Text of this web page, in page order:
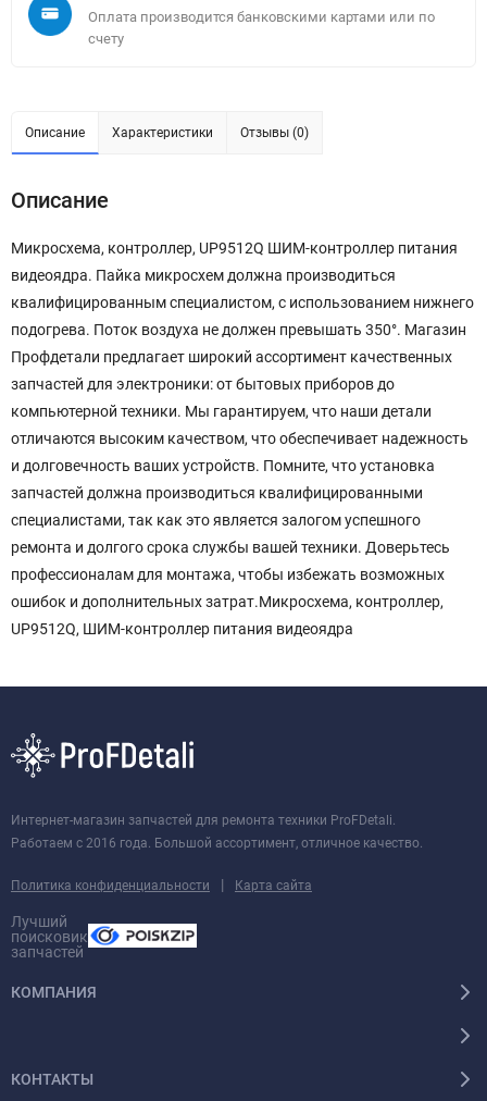
Оплата производится банковскими картами или по
счету
Описание Характеристики Отзывы (0)
Описание
Микросхема, контроллер, UP9512Q ШИМ-контроллер питания
видеоядра. Пайка микросхем должна производиться
квалифицированным специалистом, с использованием нижнего
подогрева. Поток воздуха не должен превышать 350°. Магазин
Профдетали предлагает широкий ассортимент качественных
запчастей для электроники: от бытовых приборов до
компьютерной техники. Мы гарантируем, что наши детали
отличаются высоким качеством, что обеспечивает надежность
и долговечность ваших устройств. Помните, что установка
запчастей должна производиться квалифицированными
специалистами, так как это является залогом успешного
ремонта и долгого срока службы вашей техники. Доверьтесь
профессионалам для монтажа, чтобы избежать возможных
ошибок и дополнительных затрат.Микросхема, контроллер,
UP9512Q, ШИМ-контроллер питания видеоядра
Интернет-магазин запчастей для ремонта техники ProFDetali.
Работаем с 2016 года. Большой ассортимент, отличное качество.
Политика конфиденциальности | Карта сайта
Лучший
поисковик
запчастей
КОМПАНИЯ
КОНТАКТЫ